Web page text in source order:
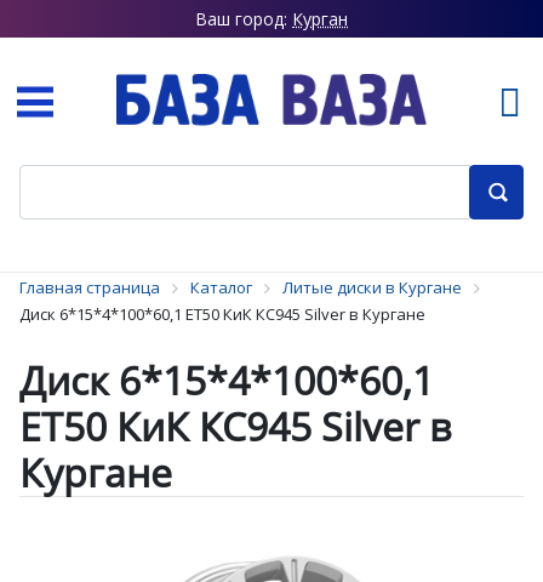
Ваш город: Курган
Главная страница Каталог
Литые диски в Кургане
Диск 6*15*4*100*60,1 ET50 КиК КС945 Silver в Кургане
Диск 6*15*4*100*60,1
ET50 КиК КС945 Silver в
Кургане